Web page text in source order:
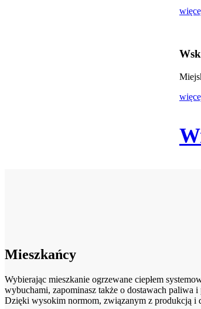
Mieszkańcy
Wybierając mieszkanie ogrzewane ciepłem
wybuchami, zapominasz także o dostawach paliwa
Dzięki wysokim normom, związanym z produkcją i